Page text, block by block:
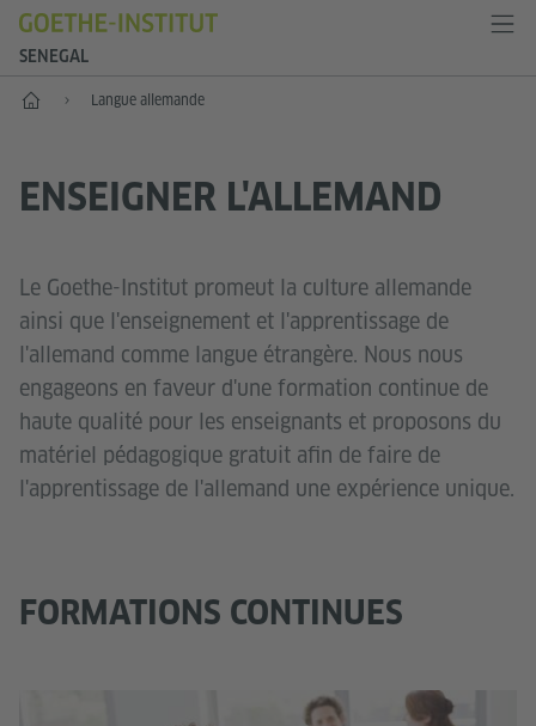
SENEGAL
Accueil Langue allemande
ENSEIGNER L'ALLEMAND
Le Goethe-Institut promeut la culture allemande
ainsi que l'enseignement et l'apprentissage de
l'allemand comme langue étrangère. Nous nous
engageons en faveur d'une formation continue de
haute qualité pour les enseignants et proposons du
matériel pédagogique gratuit afin de faire de
l'apprentissage de l'allemand une expérience unique.
FORMATIONS CONTINUES